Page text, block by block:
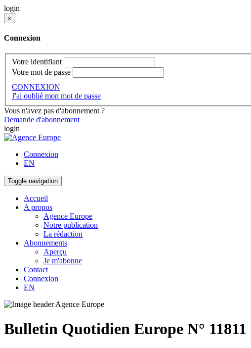
login
x
Connexion
Votre identifiant
Votre mot de passe
CONNEXION
J'ai oublié mon mot de passe
Vous n'avez pas d'abonnement ?
Demande d'abonnement
login
Connexion
EN
Toggle navigation
Accueil
A propos
Agence Europe
Notre publication
La rédaction
Abonnements
Aperçu
Je m'abonne
Contact
Connexion
EN
Bulletin Quotidien Europe N° 11811